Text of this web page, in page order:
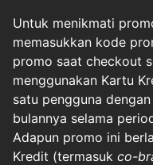
Untuk menikmati
memasukkan kode
promo saat checkout
menggunakan Kartu
satu pengguna
bulannya selama
Adapun promo ini
Kredit (termasuk co-